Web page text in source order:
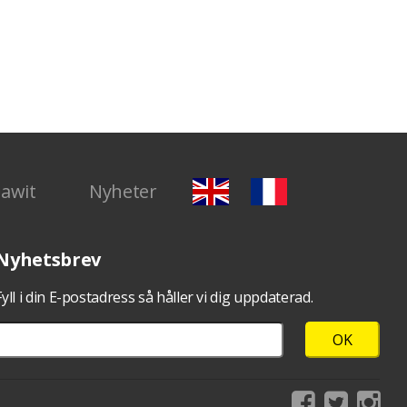
Nyheter
i din E-postadress så håller vi dig uppdaterad.